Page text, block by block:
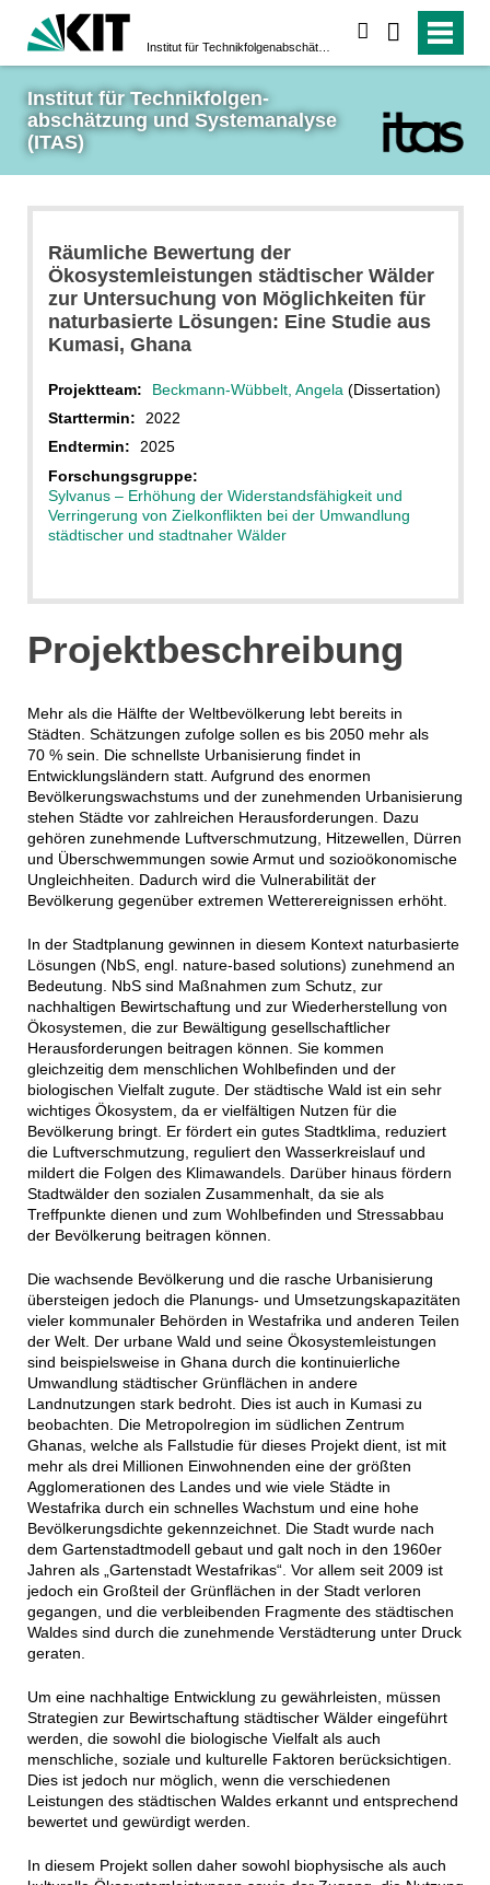
Institut für Technikfolgen­
abschätzung und System­analyse
(ITAS)
Räumliche Bewertung der
Ökosystemleistungen städtischer Wälder
zur Untersuchung von Möglichkeiten für
naturbasierte Lösungen: Eine Studie aus
Kumasi, Ghana
Projektteam: Beckmann-Wübbelt, Angela (Dissertation)
Starttermin:
2022
Endtermin:
2025
Forschungsgruppe:
Sylvanus – Erhöhung der Widerstandsfähigkeit und
Verringerung von Zielkonflikten bei der Umwandlung
städtischer und stadtnaher Wälder
Projektbeschreibung
Mehr als die Hälfte der Weltbevölkerung lebt bereits in
Städten. Schätzungen zufolge sollen es bis 2050 mehr als
70 % sein. Die schnellste Urbanisierung findet in
Entwicklungsländern statt. Aufgrund des enormen
Bevölkerungswachstums und der zunehmenden Urbanisierung
stehen Städte vor zahlreichen Herausforderungen. Dazu
gehören zunehmende Luftverschmutzung, Hitzewellen, Dürren
und Überschwemmungen sowie Armut und sozioökonomische
Ungleichheiten. Dadurch wird die Vulnerabilität der
Bevölkerung gegenüber extremen Wetterereignissen erhöht.
In der Stadtplanung gewinnen in diesem Kontext naturbasierte
Lösungen (NbS, engl. nature-based solutions) zunehmend an
Bedeutung. NbS sind Maßnahmen zum Schutz, zur
nachhaltigen Bewirtschaftung und zur Wiederherstellung von
Ökosystemen, die zur Bewältigung gesellschaftlicher
Herausforderungen beitragen können. Sie kommen
gleichzeitig dem menschlichen Wohlbefinden und der
biologischen Vielfalt zugute. Der städtische Wald ist ein sehr
wichtiges Ökosystem, da er vielfältigen Nutzen für die
Bevölkerung bringt. Er fördert ein gutes Stadtklima, reduziert
die Luftverschmutzung, reguliert den Wasserkreislauf und
mildert die Folgen des Klimawandels. Darüber hinaus fördern
Stadtwälder den sozialen Zusammenhalt, da sie als
Treffpunkte dienen und zum Wohlbefinden und Stressabbau
der Bevölkerung beitragen können.
Die wachsende Bevölkerung und die rasche Urbanisierung
übersteigen jedoch die Planungs- und Umsetzungskapazitäten
vieler kommunaler Behörden in Westafrika und anderen Teilen
der Welt. Der urbane Wald und seine Ökosystemleistungen
sind beispielsweise in Ghana durch die kontinuierliche
Umwandlung städtischer Grünflächen in andere
Landnutzungen stark bedroht. Dies ist auch in Kumasi zu
beobachten. Die Metropolregion im südlichen Zentrum
Ghanas, welche als Fallstudie für dieses Projekt dient, ist mit
mehr als drei Millionen Einwohnenden eine der größten
Agglomerationen des Landes und wie viele Städte in
Westafrika durch ein schnelles Wachstum und eine hohe
Bevölkerungsdichte gekennzeichnet. Die Stadt wurde nach
dem Gartenstadtmodell gebaut und galt noch in den 1960er
Jahren als „Gartenstadt Westafrikas“. Vor allem seit 2009 ist
jedoch ein Großteil der Grünflächen in der Stadt verloren
gegangen, und die verbleibenden Fragmente des städtischen
Waldes sind durch die zunehmende Verstädterung unter Druck
geraten.
Um eine nachhaltige Entwicklung zu gewährleisten, müssen
Strategien zur Bewirtschaftung städtischer Wälder eingeführt
werden, die sowohl die biologische Vielfalt als auch
menschliche, soziale und kulturelle Faktoren berücksichtigen.
Dies ist jedoch nur möglich, wenn die verschiedenen
Leistungen des städtischen Waldes erkannt und entsprechend
bewertet und gewürdigt werden.
In diesem Projekt sollen daher sowohl biophysische als auch